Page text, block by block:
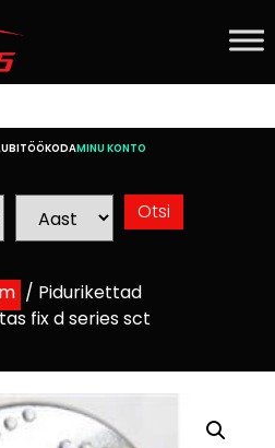
TÖÖKODAMINU KONTO
/ Pidurikettad
fix d series sct